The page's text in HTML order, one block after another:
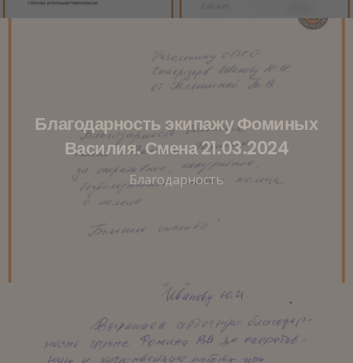
Благодарность экипажу Фоминых
Василия. Смена 21.03.2024
Благодарность